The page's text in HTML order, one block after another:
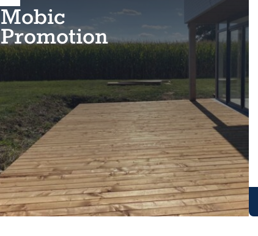
Mobic
Promotion